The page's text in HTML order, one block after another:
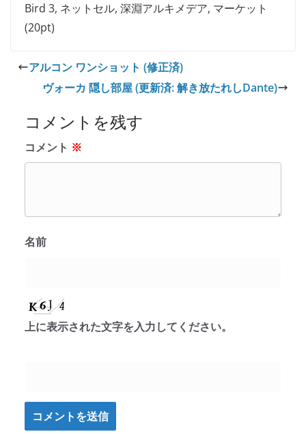
Bird 3, ネットセル, 深淵アルキメデア, マーケット
(20pt)
アルコン ワンショット (修正済)
ヴォーカ 隠し部屋 (更新済: 解き放たれしDante)
コメントを残す
コメント ※
名前
上に表示された文字を入力してください。